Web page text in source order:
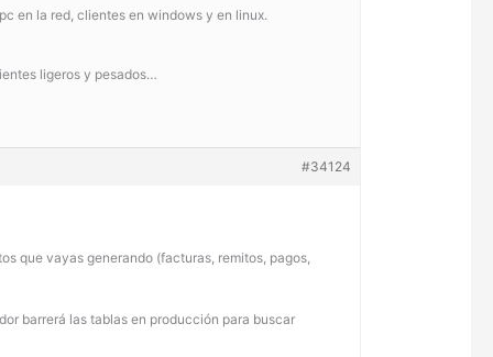
en la red, clientes en windows y en linux.
ligeros y pesados…
#34124
que vayas generando (facturas, remitos, pagos,
barrerá las tablas en producción para buscar